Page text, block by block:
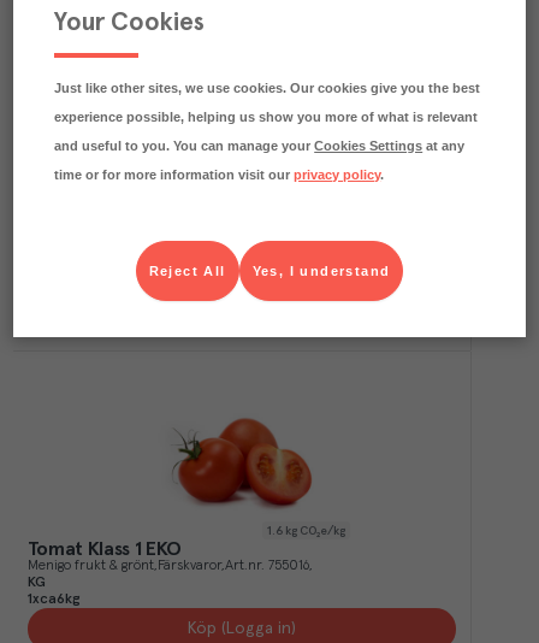
Tomat Klass 1 Sverige
1x5,5kg
1.6 kg CO₂e/kg
Tomat Klass 1 EKO
Menigo frukt & grönt Färskvaror Art.nr. 755016
KG
1xca6kg
Köp (Logga in)
Your Cookies
Just like other sites, we use cookies. Our cookies give you the best
experience possible, helping us show you more of what is relevant
and useful to you. You can manage yourCookies Settings at any
time or for more information visit ourprivacy policy.
Yes, I understand
Reject All